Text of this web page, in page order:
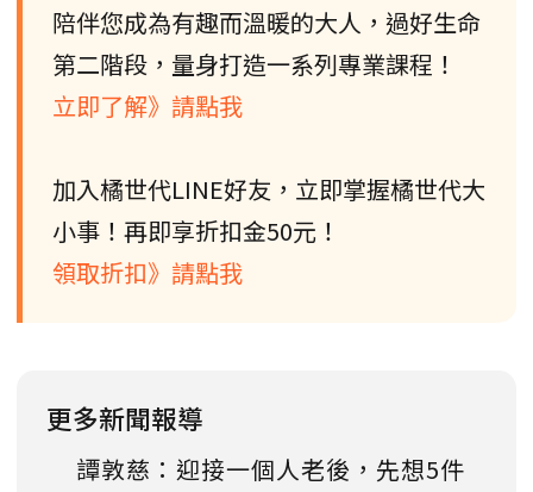
陪伴您成為有趣而溫暖的大人，過好生命
第二階段，量身打造一系列專業課程！
立即了解》請點我
加入橘世代LINE好友，立即掌握橘世代大
小事！再即享折扣金50元！
領取折扣》請點我
更多新聞報導
譚敦慈：迎接一個人老後，先想5件